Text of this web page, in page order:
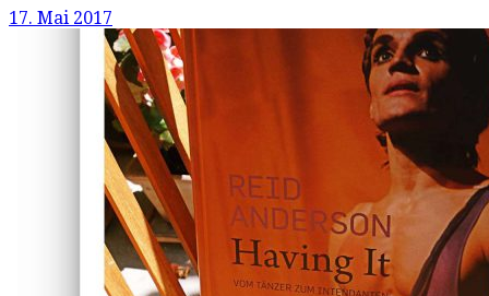
17. Mai 2017